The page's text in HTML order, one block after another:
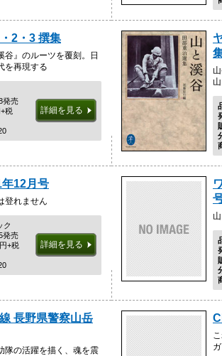
2・3 撰集
谷』のルーツを覆刻。日
を再現する
発売
税
詳細を見る
12月号
登れません
ク
発売
+税
詳細を見る
長野県警察山岳
隊の活躍を描く、魂を震